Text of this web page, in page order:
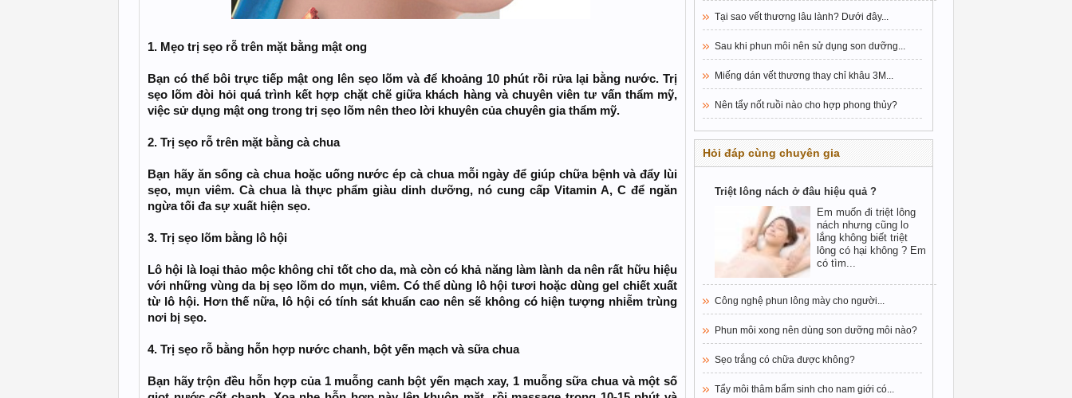
1. Mẹo trị sẹo rỗ trên mặt bằng mật ong
Bạn có thể bôi trực tiếp mật ong lên sẹo lõm và để khoảng 10 phút rồi rửa lại bằng nước. Trị
sẹo lõm đòi hỏi quá trình kết hợp chặt chẽ giữa khách hàng và chuyên viên tư vấn thẩm mỹ,
việc sử dụng mật ong trong trị sẹo lõm nên theo lời khuyên của chuyên gia thẩm mỹ.
2. Trị sẹo rỗ trên mặt bằng cà chua
Bạn hãy ăn sống cà chua hoặc uống nước ép cà chua mỗi ngày để giúp chữa bệnh và đẩy lùi
sẹo, mụn viêm. Cà chua là thực phẩm giàu dinh dưỡng, nó cung cấp Vitamin A, C để ngăn
ngừa tối đa sự xuất hiện sẹo.
3. Trị sẹo lõm bằng lô hội
Lô hội là loại thảo mộc không chỉ tốt cho da, mà còn có khả năng làm lành da nên rất hữu hiệu
với những vùng da bị sẹo lõm do mụn, viêm. Có thể dùng lô hội tươi hoặc dùng gel chiết xuất
từ lô hội. Hơn thế nữa, lô hội có tính sát khuẩn cao nên sẽ không có hiện tượng nhiễm trùng
nơi bị sẹo.
4. Trị sẹo rỗ bằng hỗn hợp nước chanh, bột yến mạch và sữa chua
Bạn hãy trộn đều hỗn hợp của 1 muỗng canh bột yến mạch xay, 1 muỗng sữa chua và một số
Tại sao vết thương lâu lành? Dưới đây...
Sau khi phun môi nên sử dụng son dưỡng...
Miếng dán vết thương thay chỉ khâu 3M...
Nên tẩy nốt ruồi nào cho hợp phong thủy?
Hỏi đáp cùng chuyên gia
Triệt lông nách ở đâu hiệu quả ?
Em muốn đi triệt lông
nách nhưng cũng lo
lắng không biết triệt
lông có hại không ? Em
có tìm...
Công nghệ phun lông mày cho người...
Phun môi xong nên dùng son dưỡng môi nào?
Sẹo trắng có chữa được không?
Tẩy môi thâm bẩm sinh cho nam giới có...